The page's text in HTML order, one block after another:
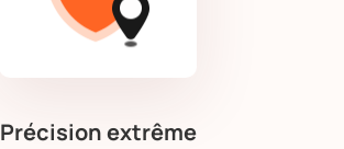
Précision extrême